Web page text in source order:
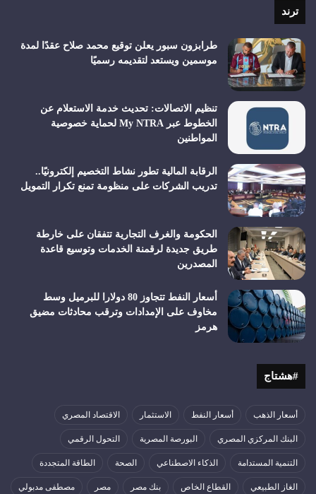
ترند
طرابزون سبور يعلن توقيع محمد صلاح عقدًا لمدة
موسمين ويستعد لتقديمه رسميًا
تنظيم الاتصالات: تحديث خدمة الاستعلام عن
الخطوط عبر My NTRA لحماية خصوصية
المواطنين
الرقابة المالية تطور نشاط التخصيم إلكترونيًا..
تدريب الشركات على منظومة تمنع تكرار التمويل
الحكومة والغرف التجارية تتفقان على خارطة
طريق جديدة لرقمنة الخدمات وتوسيع قاعدة
المصدرين
أسعار النفط تتجاوز 80 دولارا للبرميل وسط
مخاوف على الإمدادات وترقب محادثات مضيق
هرمز
#هشتاج
أسعار الذهب أسعار النفط الاستثمار الاقتصاد المصري
البنك المركزي المصري البورصة المصرية التحول الرقمي
التنمية المستدامة الذكاء الاصطناعي الصحة الطاقة المتجددة
الغاز الطبيعي القطاع الخاص بنك مصر مصر مصطفى مدبولي